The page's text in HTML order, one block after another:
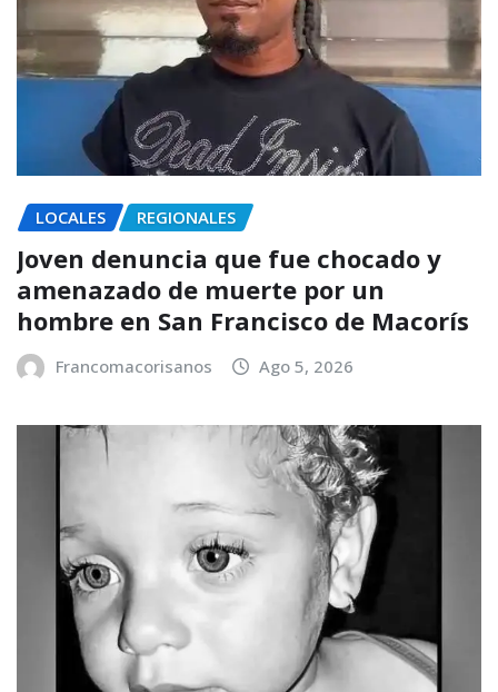
LOCALES REGIONALES
Joven denuncia que fue chocado y
amenazado de muerte por un
hombre en San Francisco de Macorís
Francomacorisanos Ago 5, 2026